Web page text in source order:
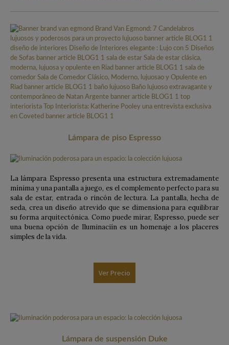
Lámpara de piso Espresso
La lámpara Espresso presenta una estructura extremadamente
mínima y una pantalla a juego, es el complemento perfecto para su
sala de estar, entrada o rincón de lectura. La pantalla, hecha de
seda, crea un diseño atrevido que se dimensiona para equilibrar
su forma arquitectónica. Como puede mirar, Espresso, puede ser
una buena opción de Iluminaciín es un homenaje a los placeres
simples de la vida.
Ver Precio
Lámpara de suspensión Duke